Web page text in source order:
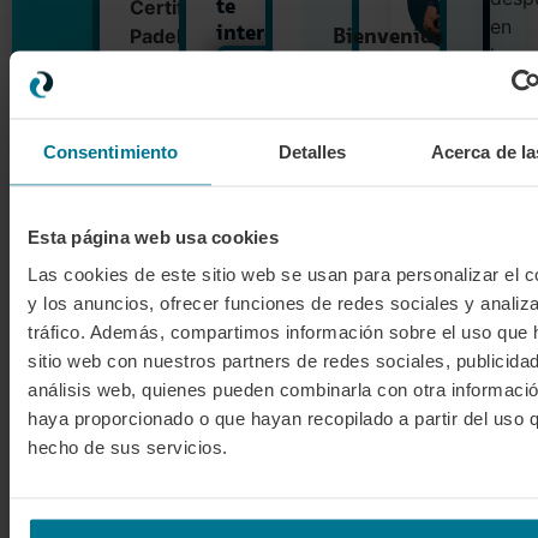
Consentimiento Detalles Acerca de
Esta página web usa cookies
Las cookies de este sitio web se usan para personalizar el
y los anuncios, ofrecer funciones de redes sociales y
tráfico. Además, compartimos información sobre el uso que
sitio web con nuestros partners de redes sociales,
análisis web, quienes pueden combinarla con otra
haya proporcionado o que hayan recopilado a partir del uso
hecho de sus servicios.
Certified
Padel
curso
profesional
combina
formación
online
y
presencial
en
pista
para
superar
te
interese
ahoraAÑADIR AL CARRITO
Pack
Premium
✓Formación
online
Formación
presencial
✓Welcome
✓ Physical
Bienvenida
a
Prácticas
en
pista
28
agosto
Alejandro
de eventos
Ángel
Martín
Director
formativo
en
la
te
tu